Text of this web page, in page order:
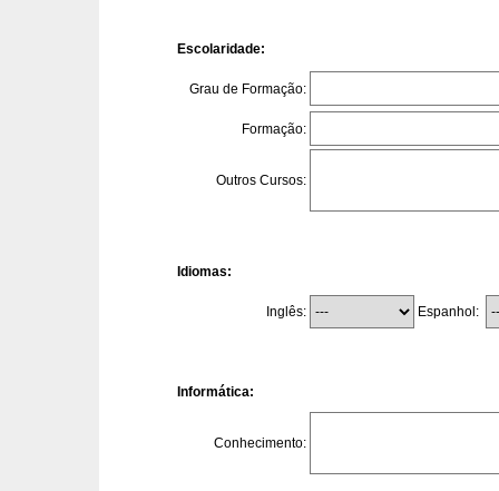
Escolaridade:
Grau de Formação:
Formação:
Outros Cursos:
Idiomas:
Inglês: Espanhol:
Informática:
Conhecimento: